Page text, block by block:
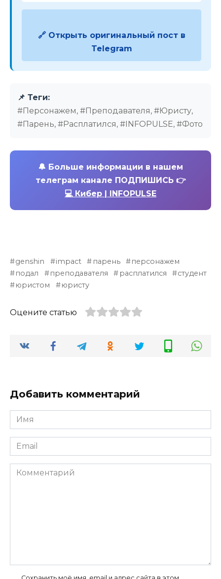
🔗 Открыть оригинальный пост в
Telegram
📌 Теги:
#Персонажем, #Преподавателя, #Юристу,
#Парень, #Расплатился, #INFOPULSE, #Фото
🔔 Больше информации в нашем
телеграм канале ПОДПИШИСЬ 👉
💻 Кибер | INFOPULSE
genshin impact парень
персонажем
подал
преподавателя расплатился
студент
юристом
юристу
Оцените статью
Добавить комментарий
Имя
*
Email
*
Комментарий